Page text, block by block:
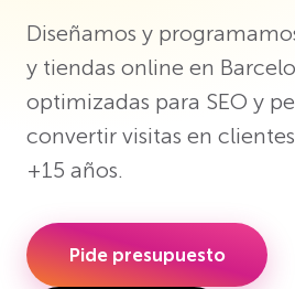
Diseñamos y
y tiendas online en
optimizadas para SEO y
convertir visitas en
+15 años.
Pide presupuesto